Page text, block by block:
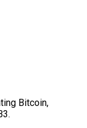
Bitcoin,